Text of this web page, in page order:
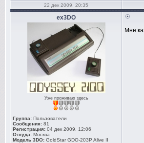
22 дек 2009, 20:35
ex3DO
Уже проживаю здесь
Группа: Пользователи
Сообщения: 81
Регистрация: 04 дек 2009, 12:06
Откуда: Москва
Модель 3DO: GoldStar GDO-203P Alive II
Мне